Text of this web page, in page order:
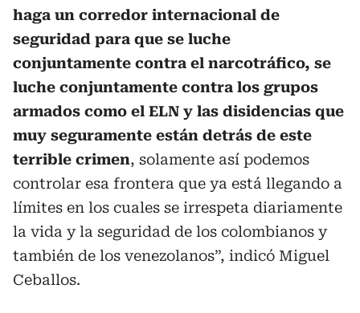
haga un corredor internacional de
seguridad para que se luche
conjuntamente contra el narcotráfico, se
luche conjuntamente contra los grupos
armados como el ELN y las disidencias que
muy seguramente están detrás de este
terrible crimen, solamente así podemos
controlar esa frontera que ya está llegando a
límites en los cuales se irrespeta diariamente
la vida y la seguridad de los colombianos y
también de los venezolanos”, indicó Miguel
Ceballos.